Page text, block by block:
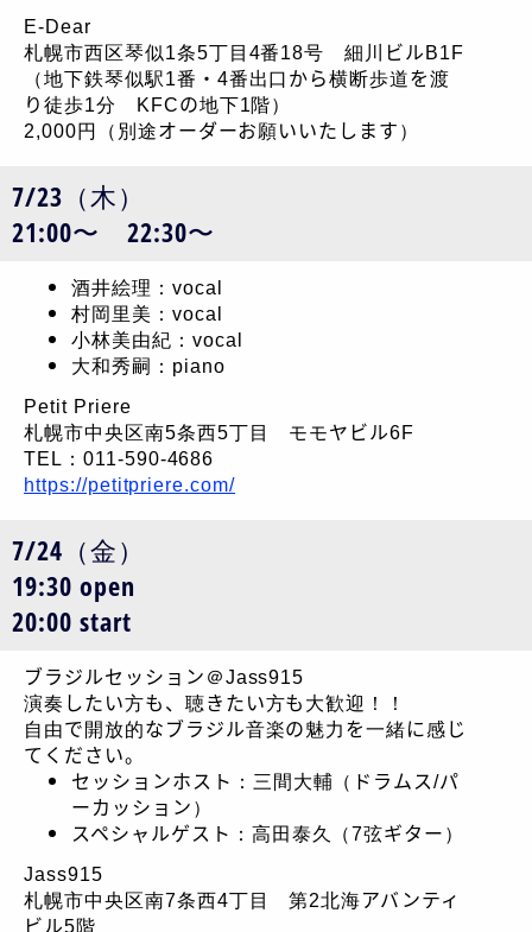
E-Dear
札幌市西区琴似1条5丁目4番18号 細川ビルB1F
（地下鉄琴似駅1番・4番出口から横断歩道を渡
り徒歩1分 KFCの地下1階）
2,000円（別途オーダーお願いいたします）
7/23（木）
21:00〜 22:30〜
酒井絵理：vocal
村岡里美：vocal
小林美由紀：vocal
大和秀嗣：piano
Petit Priere
札幌市中央区南5条西5丁目 モモヤビル6F
TEL：011-590-4686
https://petitpriere.com/
7/24（金）
19:30 open
20:00 start
ブラジルセッション＠Jass915
演奏したい方も、聴きたい方も大歓迎！！
自由で開放的なブラジル音楽の魅力を一緒に感じ
てください。
セッションホスト：三間大輔（ドラムス/パ
ーカッション）
スペシャルゲスト：高田泰久（7弦ギター）
Jass915
札幌市中央区南7条西4丁目 第2北海アバンティ
ビル5階